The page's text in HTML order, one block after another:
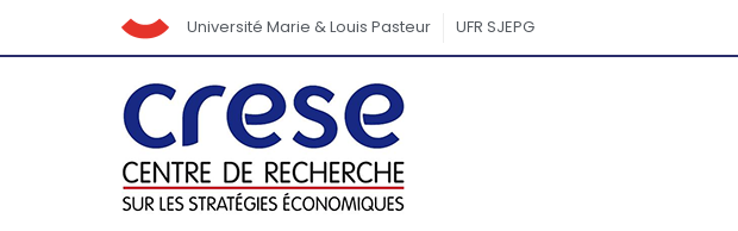
Université Marie & Louis Pasteur UFR SJEPG